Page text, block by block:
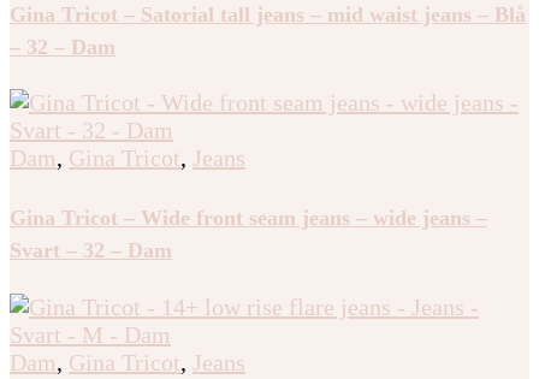
Gina Tricot – Satorial tall jeans – mid waist jeans – Blå
– 32 – Dam
Dam, Gina Tricot, Jeans
Gina Tricot – Wide front seam jeans – wide jeans –
Svart – 32 – Dam
Dam, Gina Tricot, Jeans